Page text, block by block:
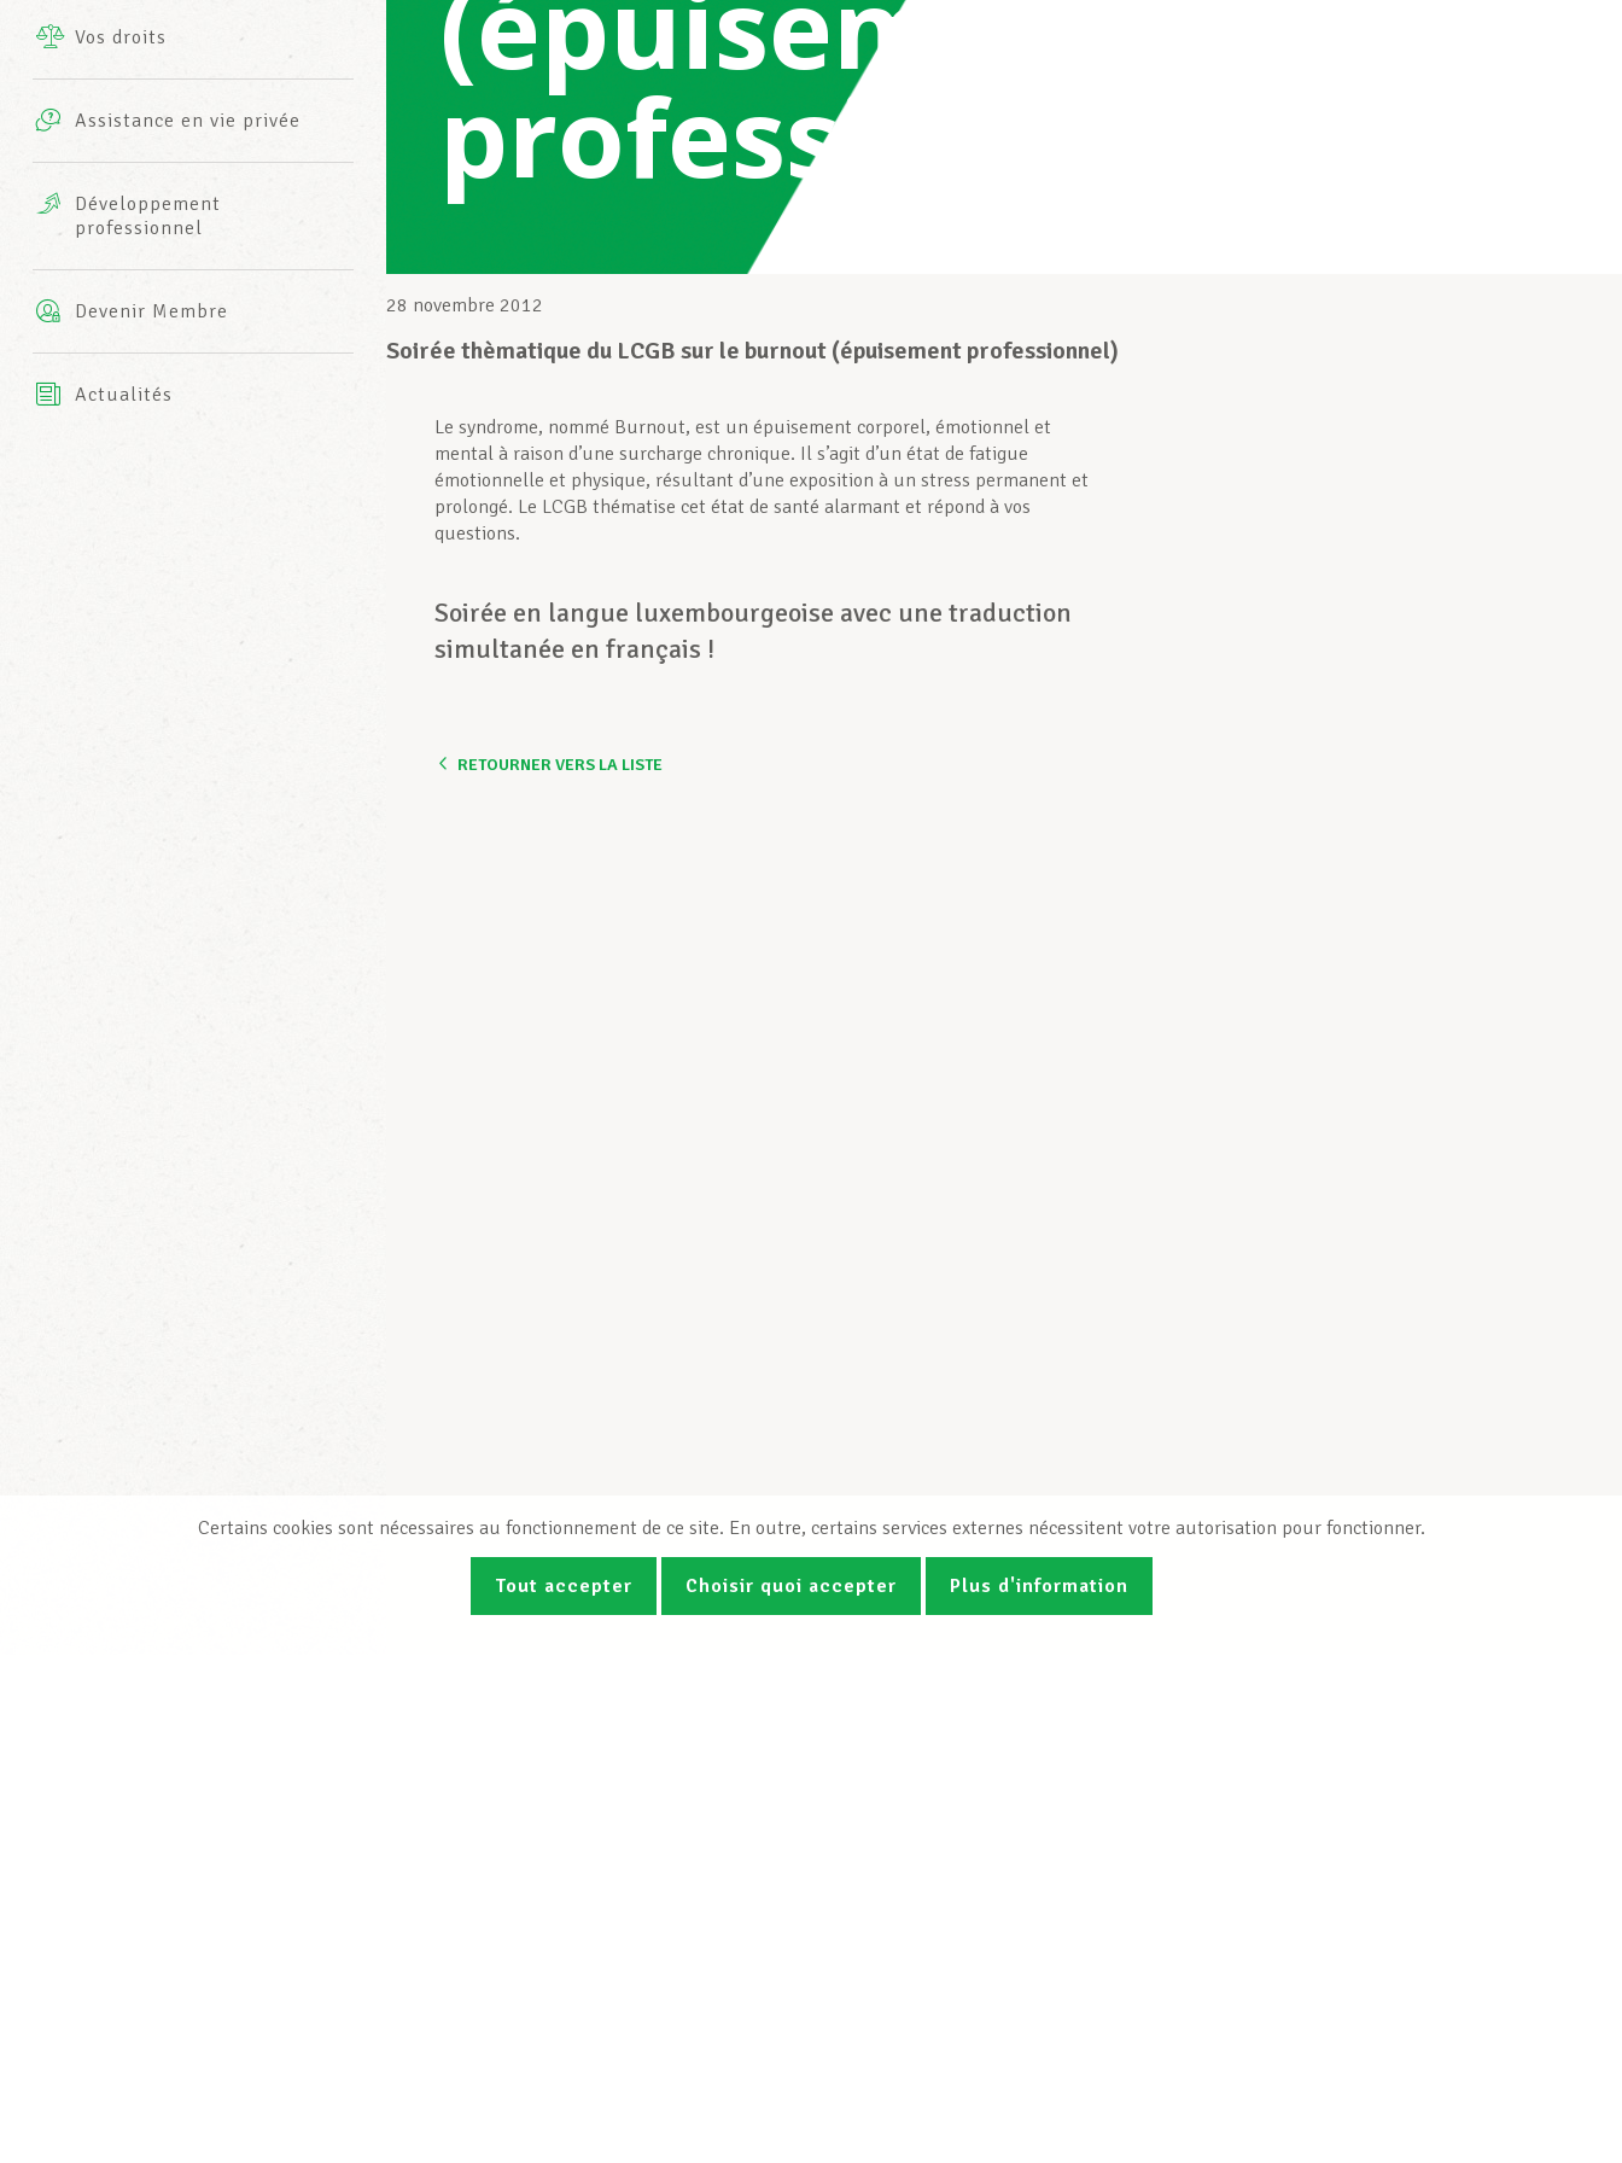
INFO-CENTER
Vos droits
Assistance en vie privée
complémentaires
AXA
Développement
professionnel
Devenir Membre
Actualités
professionnel)
28 novembre 2012
Soirée thèmatique du LCGB sur le burnout (épuisement professionnel)
Le syndrome, nommé Burnout, est un épuisement corporel, émotionnel et
mental à raison d’une surcharge chronique. Il s’agit d’un état de fatigue
émotionnelle et physique, résultant d’une exposition à un stress permanent et
prolongé. Le LCGB thématise cet état de santé alarmant et répond à vos
questions.
Soirée en langue luxembourgeoise avec une traduction
simultanée en français !
RETOURNER VERS LA LISTE
Certains cookies sont nécessaires au fonctionnement de ce site. En outre, certains services externes nécessitent votre autorisation pour fonctionner.
Tout accepter Choisir quoi accepter Plus d'information